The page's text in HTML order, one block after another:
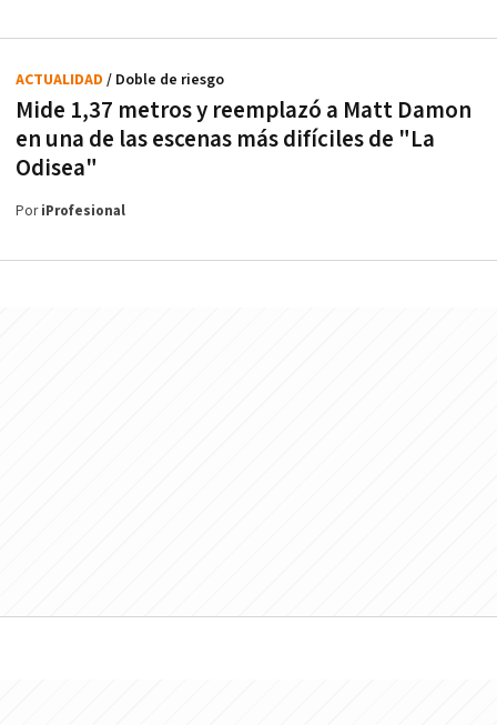
Mide 1,37 metros y reemplazó a Matt Damon
en una de las escenas más difíciles de "La
Odisea"
ACTUALIDAD / Doble de riesgo
PoriProfesional